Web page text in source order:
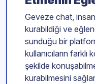
Geveze chat,
kurabildiği ve
sunduğu bir
kullanıcıların
şekilde
kurabilmesini